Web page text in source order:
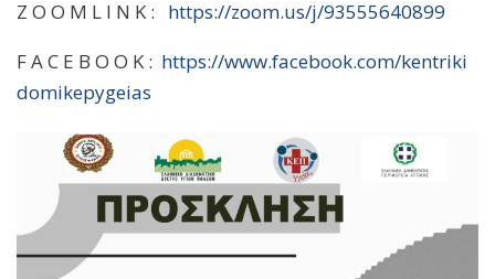
Z O O M L I N K : https://zoom.us/j/93555640899
F A C E B O O K : https://www.facebook.com/kentriki
domikepygeias